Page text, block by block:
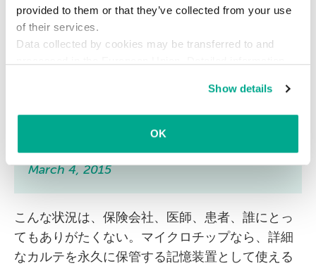
provided to them or that they’ve collected from your use
of their services.
Data collected by cookies may be transferred to and
Show details
OK
人体に埋め込んだチップは新たな認証方法と
なるのか？チップを埋め込まれた人間の生活
はどう変わるのか？カスペルスキー社員が壮
#BionicManDiary
— カスペルスキー 公式 (@kaspersky_japan)
March 4, 2015
こんな状況は、保険会社、医師、患者、誰にとっ
てもありがたくない。マイクロチップなら、詳細
なカルテを永久に保管する記憶装置として使える